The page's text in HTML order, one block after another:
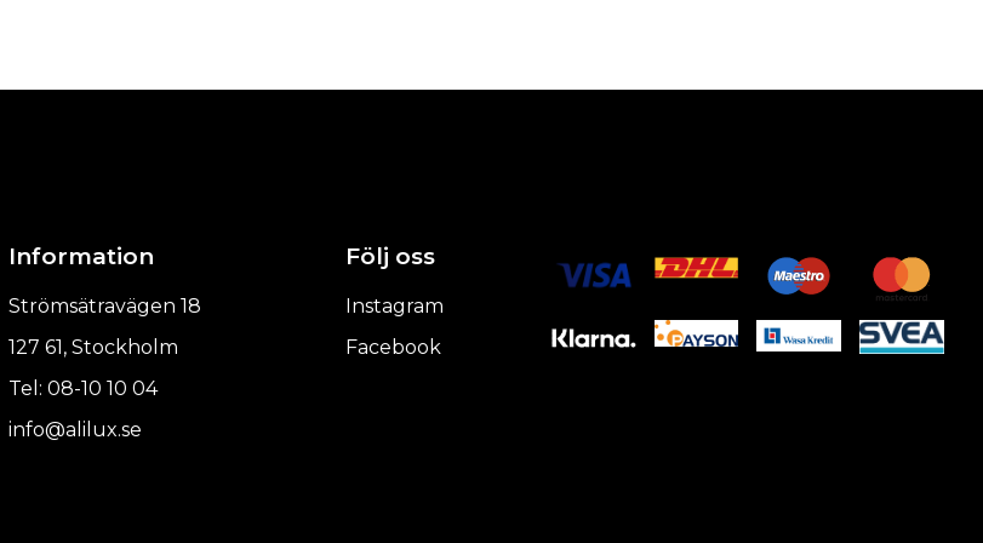
Spänning/frekvens : 220-240/50 V/Hz
Ineffekt, märkvärde : 141 W
Information
Strömsätravägen 18
127 61, Stockholm
Tel: 08-10 10 04
info@alilux.se
Följ oss
Instagram
Facebook